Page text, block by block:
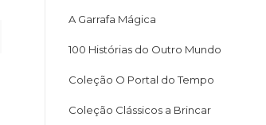
A Garrafa Mágica
100 Histórias do Outro Mundo
Coleção O Portal do Tempo
Coleção Clássicos a Brincar